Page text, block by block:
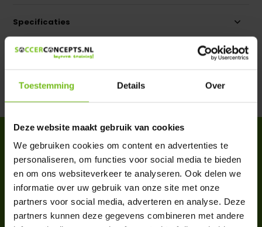
Toestemming Details Over
Deze website maakt gebruik van cookies
We gebruiken cookies om content en advertenties te
personaliseren, om functies voor social media te bieden
en om ons websiteverkeer te analyseren. Ook delen we
informatie over uw gebruik van onze site met onze
partners voor social media, adverteren en analyse. Deze
partners kunnen deze gegevens combineren met andere
Specificaties
Complete your purchase